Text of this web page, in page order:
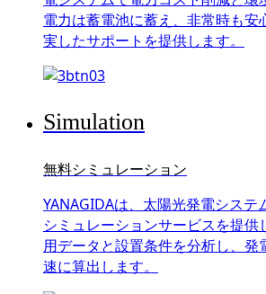
電力は蓄電池に蓄え、非常時も安
実したサポートを提供します。
Simulation
無料シミュレーション
YANAGIDAは、太陽光発電システ
シミュレーションサービスを提供
用データと設置条件を分析し、発
速に算出します。